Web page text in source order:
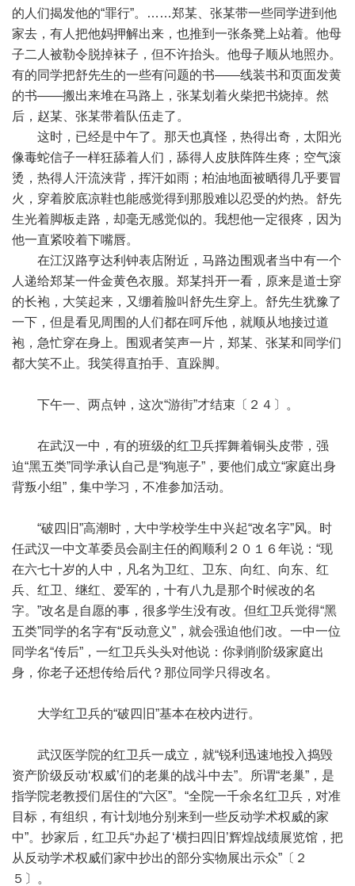
的人们揭发他的“罪行”。……郑某、张某带一些同学进到他
家去，有人把他妈押解出来，也推到一张条凳上站着。他母
子二人被勒令脱掉袜子，但不许抬头。他母子顺从地照办。
有的同学把舒先生的一些有问题的书——线装书和页面发黄
的书——搬出来堆在马路上，张某划着火柴把书烧掉。然
后，赵某、张某带着队伍走了。
这时，已经是中午了。那天也真怪，热得出奇，太阳光
像毒蛇信子一样狂舔着人们，舔得人皮肤阵阵生疼；空气滚
烫，热得人汗流浃背，挥汗如雨；柏油地面被晒得几乎要冒
火，穿着胶底凉鞋也能感觉得到那股难以忍受的灼热。舒先
生光着脚板走路，却毫无感觉似的。我想他一定很疼，因为
他一直紧咬着下嘴唇。
在江汉路亨达利钟表店附近，马路边围观者当中有一个
人递给郑某一件金黄色衣服。郑某抖开一看，原来是道士穿
的长袍，大笑起来，又绷着脸叫舒先生穿上。舒先生犹豫了
一下，但是看见周围的人们都在呵斥他，就顺从地接过道
袍，急忙穿在身上。围观者笑声一片，郑某、张某和同学们
都大笑不止。我笑得直拍手、直跺脚。
下午一、两点钟，这次“游街”才结束〔２４〕。
在武汉一中，有的班级的红卫兵挥舞着铜头皮带，强
迫“黑五类”同学承认自己是“狗崽子”，要他们成立“家庭出身
背叛小组”，集中学习，不准参加活动。
“破四旧”高潮时，大中学校学生中兴起“改名字”风。时
任武汉一中文革委员会副主任的阎顺利２０１６年说：“现
在六七十岁的人中，凡名为卫红、卫东、向红、向东、红
兵、红卫、继红、爱军的，十有八九是那个时候改的名
字。”改名是自愿的事，很多学生没有改。但红卫兵觉得“黑
五类”同学的名字有“反动意义”，就会强迫他们改。一中一位
同学名“传后”，一红卫兵头头对他说：你剥削阶级家庭出
身，你老子还想传给后代？那位同学只得改名。
大学红卫兵的“破四旧”基本在校内进行。
武汉医学院的红卫兵一成立，就“锐利迅速地投入捣毁
资产阶级反动‘权威’们的老巢的战斗中去”。所谓“老巢”，是
指学院老教授们居住的“六区”。“全院一千余名红卫兵，对准
目标，有组织，有计划地分别来到一些反动学术权威的家
中”。抄家后，红卫兵“办起了‘横扫四旧’辉煌战绩展览馆，把
从反动学术权威们家中抄出的部分实物展出示众”〔２
５〕。